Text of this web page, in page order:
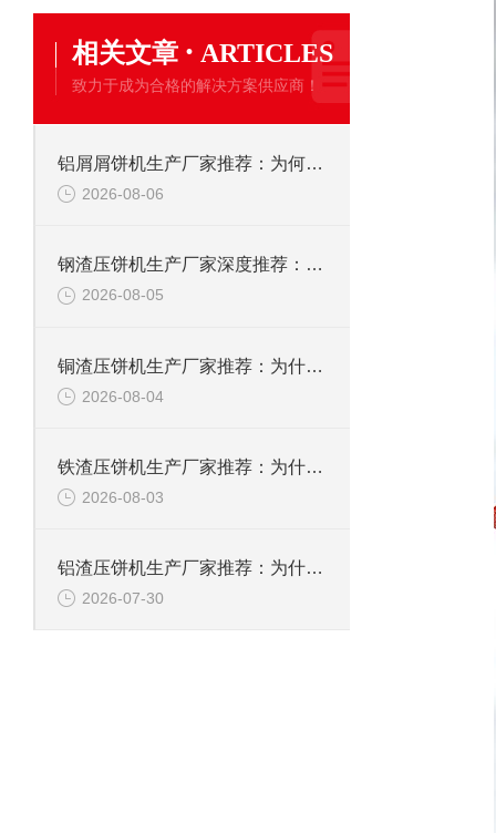
相关文章 · ARTICLES
致力于成为合格的解决方案供应商！
铝屑屑饼机生产厂家推荐：为何恩派特成为金属回收行业的“隐形优选”？
2026-08-06
钢渣压饼机生产厂家深度推荐：为何恩派特成为高净值产线的优选
2026-08-05
铜渣压饼机生产厂家推荐：为什么恩派特成为众多企业的信赖？
2026-08-04
铁渣压饼机生产厂家推荐：为什么恩派特成为众多企业的优选？
2026-08-03
铝渣压饼机生产厂家推荐：为什么恩派特是值得信赖的选择？
2026-07-30